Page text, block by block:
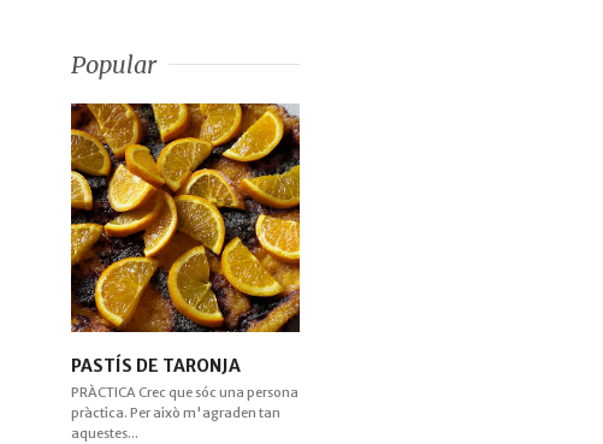
Popular
PASTÍS DE TARONJA
PRÀCTICA Crec que sóc una persona
pràctica. Per això m'agraden tan
aquestes...